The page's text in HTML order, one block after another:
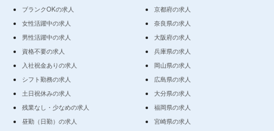
ブランクOKの求人
女性活躍中の求人
男性活躍中の求人
資格不要の求人
入社祝金ありの求人
シフト勤務の求人
土日祝休みの求人
残業なし・少なめの求人
昼勤（日勤）の求人
京都府の求人
奈良県の求人
大阪府の求人
兵庫県の求人
岡山県の求人
広島県の求人
大分県の求人
福岡県の求人
宮崎県の求人